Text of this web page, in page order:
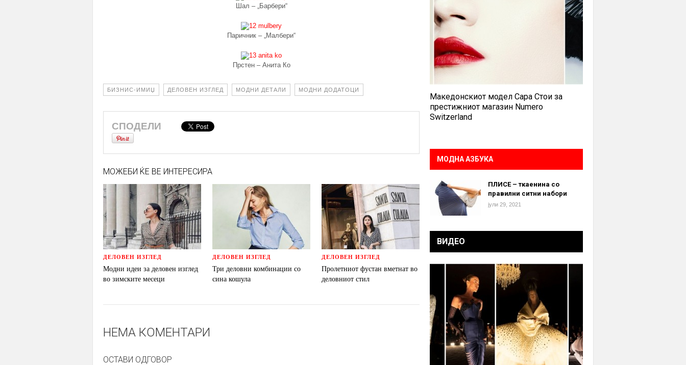
Шал – „Барбери“
Паричник – „Малбери“
Прстен – Анита Ко
БИЗНИС-ИМИЏ ДЕЛОВЕН ИЗГЛЕД МОДНИ ДЕТАЛИ МОДНИ ДОДАТОЦИ
СПОДЕЛИ
МОЖЕБИ ЌЕ ВЕ ИНТЕРЕСИРА
ДЕЛОВЕН ИЗГЛЕД
Модни идеи за деловен изглед
во зимските месеци
ДЕЛОВЕН ИЗГЛЕД
Три деловни комбинации со
сина кошула
ДЕЛОВЕН ИЗГЛЕД
Пролетниот фустан вметнат во
деловниот стил
НЕМА КОМЕНТАРИ
ОСТАВИ ОДГОВОР
Македонскиот модел Сара Стои за
престижниот магазин Numero
Switzerland
МОДНА АЗБУКА
ПЛИСЕ – ткаенина со
правилни ситни набори
јули 29, 2021
ВИДЕО